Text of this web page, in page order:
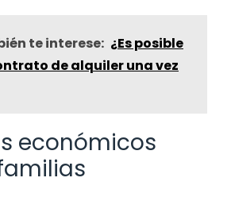
te interese: ¿Es posible
de alquiler una vez
económicos